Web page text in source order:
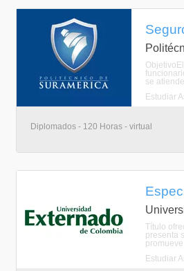
se
Estudiar
Diplomados - 120 Horas - virtual
Título
presenta
promueve
Estudiar